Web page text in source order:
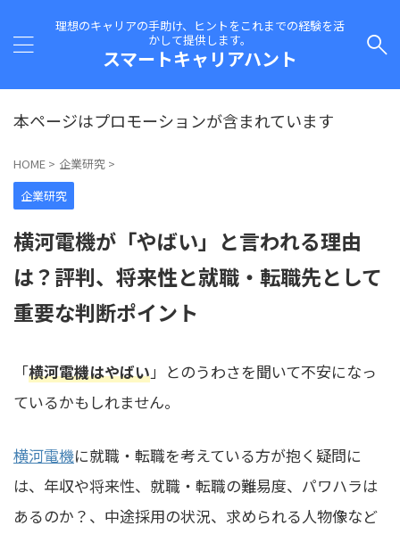
理想のキャリアの手助け、ヒントをこれまでの経験を活
かして提供します。
スマートキャリアハント
本ページはプロモーションが含まれています
HOME > 企業研究 >
企業研究
横河電機が「やばい」と言われる理由
は？評判、将来性と就職・転職先として
重要な判断ポイント
「横河電機はやばい」とのうわさを聞いて不安になっ
ているかもしれません。
横河電機に就職・転職を考えている方が抱く疑問に
は、年収や将来性、就職・転職の難易度、パワハラは
あるのか？、中途採用の状況、求められる人物像など